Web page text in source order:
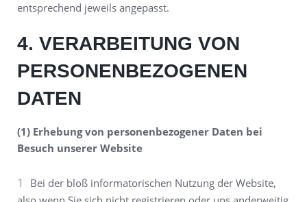
entsprechend jeweils angepasst.
4. VERARBEITUNG VON
PERSONENBEZOGENEN
DATEN
(1) Erhebung von personenbezogener Daten bei
Besuch unserer Website
Bei der bloß informatorischen Nutzung der Website,